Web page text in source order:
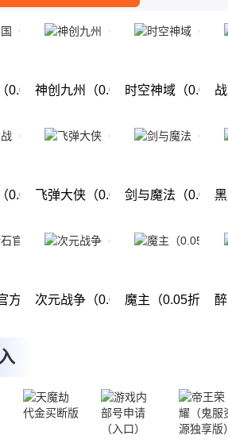
0.05小霸王送代金）
神创九州（0.05折西游修仙记）
下载
时空神域（0.05
下载
0.05折圣言后传）
飞弹大侠（0.05折6480免费版）
下载
剑与魔法（0.05
下载
方版（0.05折免单版）
次元战争（0.05折天天酷跑）
魔主（0.05折幽